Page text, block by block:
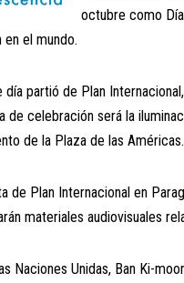
octubre como
el mundo.
partió de Plan
de celebración será la
de la Plaza de las Américas.
de Plan Internacional en
materiales audiovisuales
Naciones Unidas, Ban Ki-